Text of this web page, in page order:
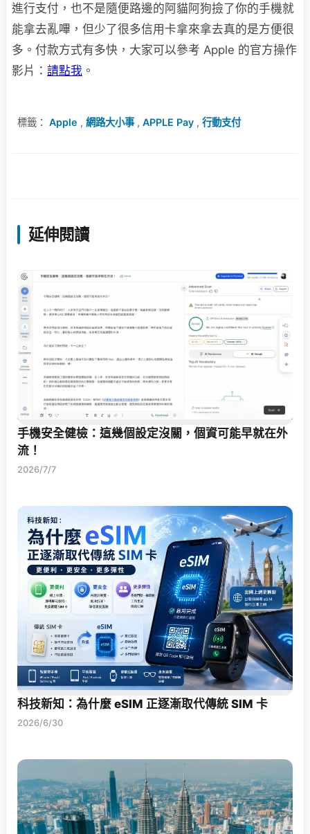
進行支付，也不是隨便路邊的阿貓阿狗撿了你的手機就
能拿去亂嗶，但少了很多信用卡拿來拿去真的是方便很
多。付款方式有多快，大家可以參考 Apple 的官方操作
影片： 請點我 。
標籤： Apple , 網路大小事, APPLE Pay , 行動支付
延伸閱讀
手機安全健檢：這幾個設定沒關，個資可能早就在外
流！
2026/7/7
科技新知：為什麼 eSIM 正逐漸取代傳統 SIM 卡
2026/6/30